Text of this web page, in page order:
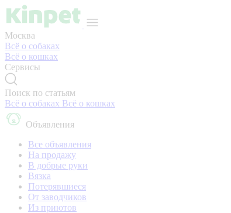
Москва
Всё о собаках
Всё о кошках
Сервисы
Поиск по статьям
Всё о собаках Всё о кошках
Объявления
Все объявления
На продажу
В добрые руки
Вязка
Потерявшиеся
От заводчиков
Из приютов